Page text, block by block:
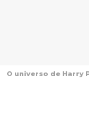
O universo de Harry